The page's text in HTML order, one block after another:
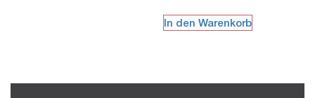
In den Warenkorb